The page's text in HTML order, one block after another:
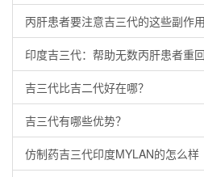
丙肝患者要注意吉三代的这些副作用
印度吉三代：帮助无数丙肝患者重
吉三代比吉二代好在哪？
吉三代有哪些优势？
仿制药吉三代印度MYLAN的怎么样